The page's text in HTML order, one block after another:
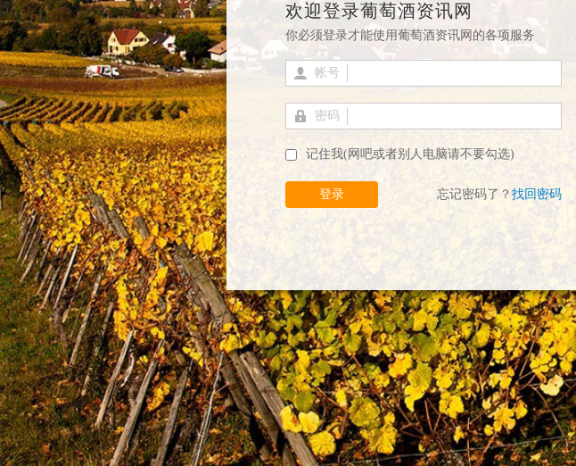
欢迎登录葡萄酒资讯网
你必须登录才能使用葡萄酒资讯网的各项服务
帐号
密码
记住我(网吧或者别人电脑请不要勾选)
登录 忘记密码了？ 找回密码